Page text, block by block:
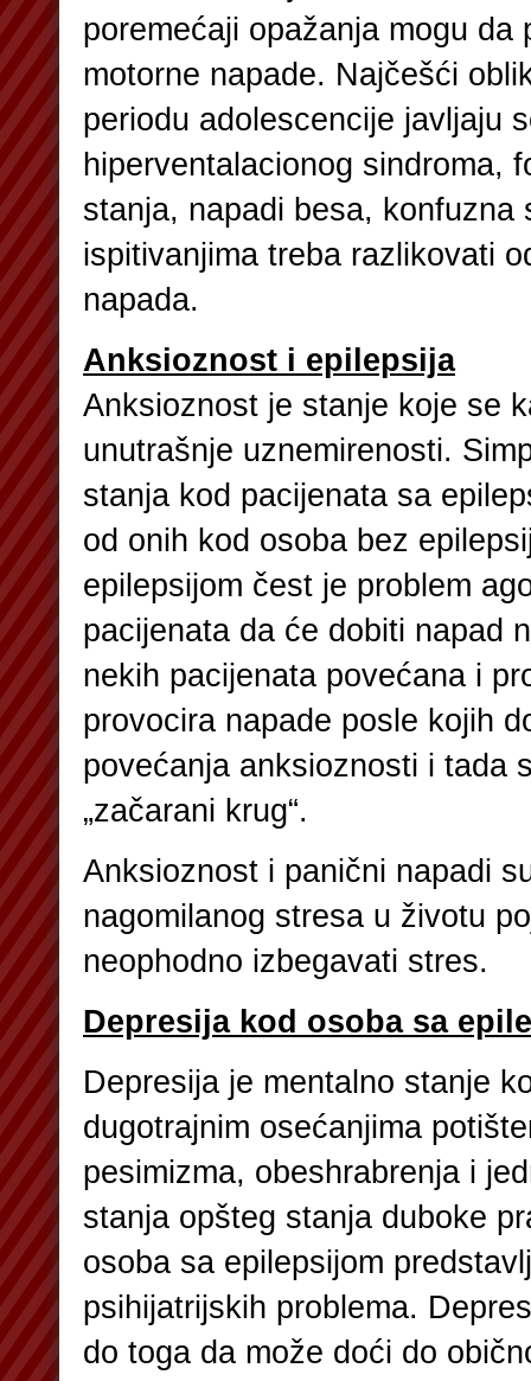
poremećaji opažanja mogu da
motorne napade. Najčešći
periodu adolescencije javljaju
hiperventalacionog sindroma,
stanja, napadi besa, konfuzna
ispitivanjima treba razlikovati
napada.
Anksioznost i epilepsija
Anksioznost je stanje koje se
unutrašnje uznemirenosti.
stanja kod pacijenata sa
od onih kod osoba bez
epilepsijom čest je problem
pacijenata da će dobiti napad
nekih pacijenata povećana i
provocira napade posle kojih
povećanja anksioznosti i tada
„začarani krug“.
Anksioznost i panični napadi
nagomilanog stresa u životu
neophodno izbegavati stres.
Depresija kod osoba sa
Depresija je mentalno stanje
dugotrajnim osećanjima
pesimizma, obeshrabrenja i
stanja opšteg stanja duboke
osoba sa epilepsijom
psihijatrijskih problema.
do toga da može doći do